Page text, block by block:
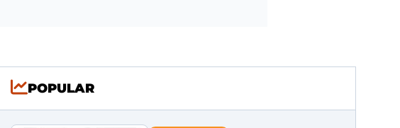
POPULAR